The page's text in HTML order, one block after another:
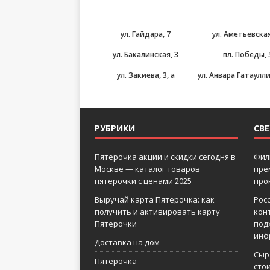
ул. Гайдара, 7 ул.
ул. Бакалинская, 3
пл. Победы,
ул. Закиева, 3, а
ул. Анвара
РУБРИКИ
Пятерочка акции и скидки сегодня в
Москве — каталог товаров
пятерочки с ценами 2025
Выручай карта Пятерочка: как
получить и активировать карту
Пятерочки
Доставка на дом
Пятёрочка
Сыр